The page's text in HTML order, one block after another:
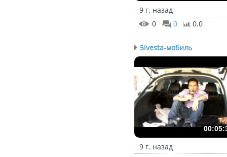
9 г. назад
0
0 0.0
5ivesta-мобиль
9 г. назад